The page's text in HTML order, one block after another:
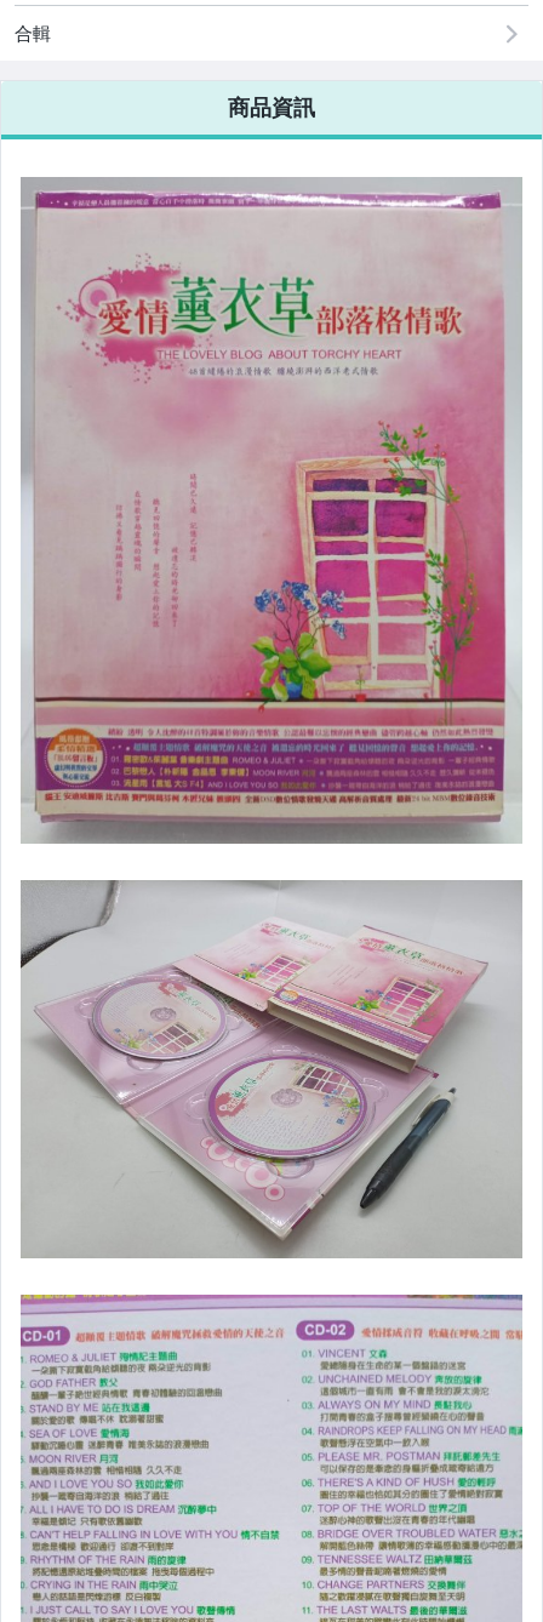
▌文學 ▌小說 ▌
✈中國古典
✈西洋古典
✈歷史小說
✈推理小說
✈科幻小說
✈言情小說(含抒情)
✈輕小說
✈外文小說╱外文書
✈日文小說╱日文書
▌人文 ▌史地 ▌
✈歷史
✈地理(含文化)
✈政治
✈軍事
✈哲學
▌自然 ▌科學 ▌
✈科學
✈動植物(含昆蟲)╱園藝
✈收藏╱嗜好
✈手工藝
合輯
商品資訊